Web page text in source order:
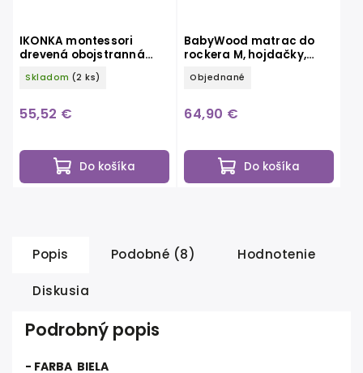
IKONKA montessori
drevená obojstranná
edukačná tabuľa farma
s kriedovou tabuľou
Skladom (2 ks)
55,52 €
Do košíka
BabyWood matrac do
rockera M, hojdačky,
Objednané
64,90 €
Do košíka
Popis Podobné (8) Hodnotenie
Diskusia
Podrobný popis
- FARBA BIELA